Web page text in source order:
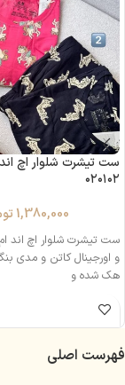
ست تیشرت شلوار اچ
۰۲۰۱۰۲
1,380,000
و اورجینال کاتن و مدی
هک‌ شده و
فهرست اصلی